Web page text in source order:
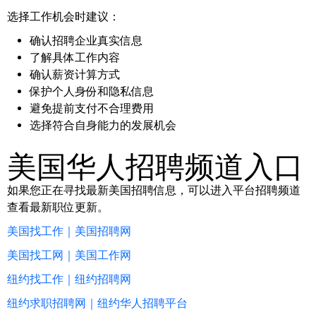
选择工作机会时建议：
确认招聘企业真实信息
了解具体工作内容
确认薪资计算方式
保护个人身份和隐私信息
避免提前支付不合理费用
选择符合自身能力的发展机会
美国华人招聘频道入口
如果您正在寻找最新美国招聘信息，可以进入平台招聘频道
查看最新职位更新。
美国找工作｜美国招聘网
美国找工网｜美国工作网
纽约找工作｜纽约招聘网
纽约求职招聘网｜纽约华人招聘平台